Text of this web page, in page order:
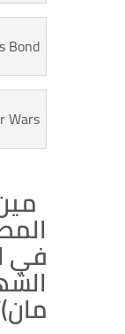
Bond
Wars
في